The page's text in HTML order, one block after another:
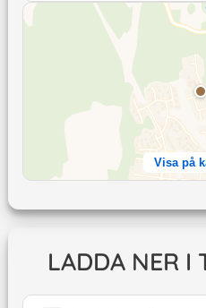
Visa på
LADDA NER I